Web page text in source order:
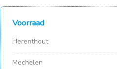
Voorraad
Herenthout
Mechelen